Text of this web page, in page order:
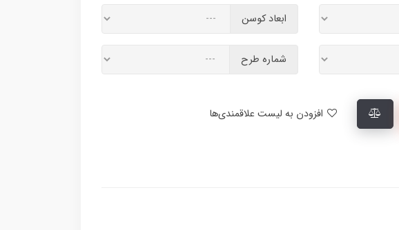
ابعاد کوسن
شماره طرح